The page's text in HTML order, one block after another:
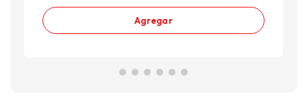
Agregar